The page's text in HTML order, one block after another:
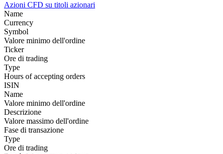
Azioni CFD su titoli azionari
Name
Currency
Symbol
Valore minimo dell'ordine
Ticker
Ore di trading
Type
Hours of accepting orders
ISIN
Name
Valore minimo dell'ordine
Descrizione
Valore massimo dell'ordine
Fase di transazione
Type
Ore di trading